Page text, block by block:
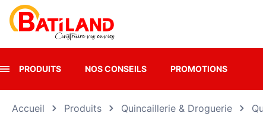
PRODUITS NOS CONSEILS PROMOTIONS
Accueil Produits Quincaillerie & Droguerie
Panneau de gestion des cookies